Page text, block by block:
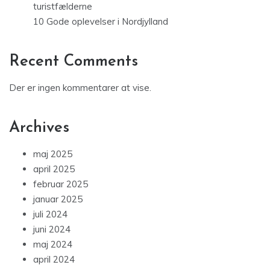
turistfælderne
10 Gode oplevelser i Nordjylland
Recent Comments
Der er ingen kommentarer at vise.
Archives
maj 2025
april 2025
februar 2025
januar 2025
juli 2024
juni 2024
maj 2024
april 2024